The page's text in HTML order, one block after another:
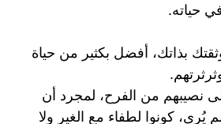
حياته.
بذاتك، أفضل بكثير من حياة
نصيبهم من الفرح، لمجرد أن
كونوا لطفاء مع الغير ولا